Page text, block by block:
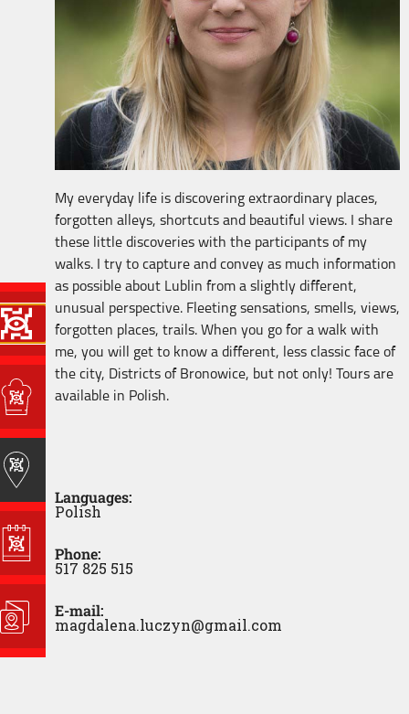
My everyday life is discovering extraordinary places,
forgotten alleys, shortcuts and beautiful views. I share
these little discoveries with the participants of my
walks. I try to capture and convey as much information
as possible about Lublin from a slightly different,
unusual perspective. Fleeting sensations, smells, views,
forgotten places, trails. When you go for a walk with
me, you will get to know a different, less classic face of
the city, Districts of Bronowice, but not only! Tours are
available in Polish.
Languages:
Polish
Phone:
517 825 515
E-mail:
magdalena.luczyn@gmail.com